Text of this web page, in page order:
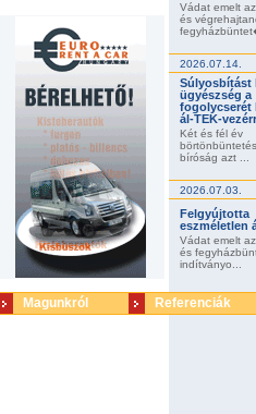
Vádat emelt
és
2026.07.14.
Súlyosbítást
ügyészség a
fogolycserét
ál-TEK-
Két és fél év
bíróság azt ...
2026.07.03.
Felgyújtotta
eszméletlen
Vádat emelt
és
indítványo...
Magunkról Referenciák